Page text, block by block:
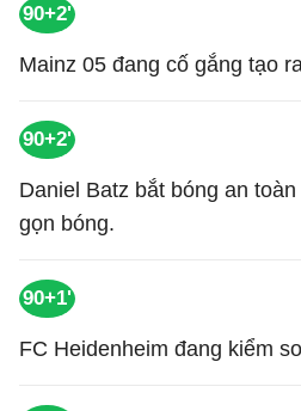
90+2'
Mainz 05 đang cố gắng tạo
90+2'
Daniel Batz bắt bóng an
gọn bóng.
90+1'
FC Heidenheim đang kiểm